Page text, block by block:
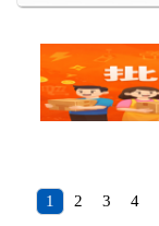
1 2 3 4